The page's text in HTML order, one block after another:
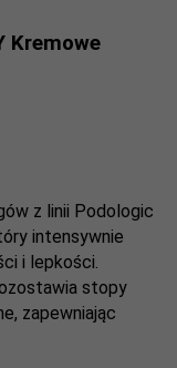
Kremowe
z linii Podologic
intensywnie
i lepkości.
stopy
zapewniając